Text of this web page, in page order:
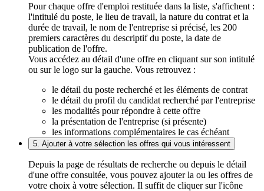
Pour chaque offre d'emploi restituée dans la liste, s'affichent :
l'intitulé du poste, le lieu de travail, la nature du contrat et la
durée de travail, le nom de l'entreprise si précisé, les 200
premiers caractères du descriptif du poste, la date de
publication de l'offre.
Vous accédez au détail d'une offre en cliquant sur son intitulé
ou sur le logo sur la gauche. Vous retrouvez :
le détail du poste recherché et les éléments de contrat
le détail du profil du candidat recherché par l'entreprise
les modalités pour répondre à cette offre
la présentation de l'entreprise (si présente)
les informations complémentaires le cas échéant
5. Ajouter à votre sélection les offres qui vous intéressent
Depuis la page de résultats de recherche ou depuis le détail
d'une offre consultée, vous pouvez ajouter la ou les offres de
votre choix à votre sélection. Il suffit de cliquer sur l'icône